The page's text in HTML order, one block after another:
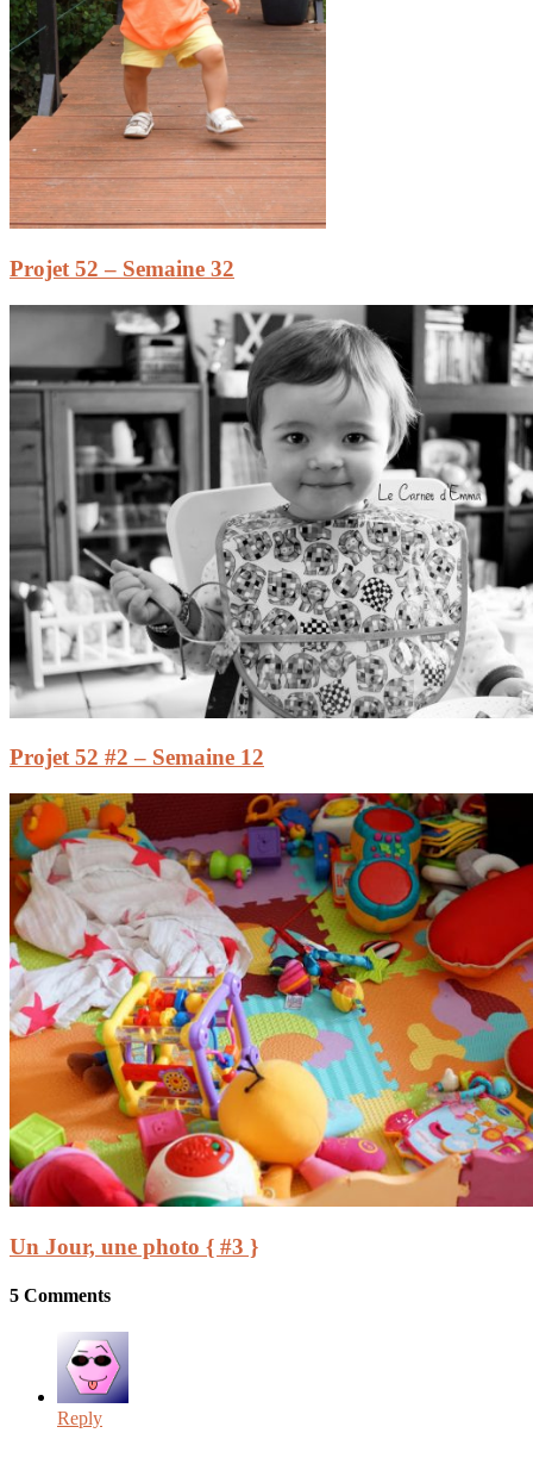
Projet 52 – Semaine 32
Projet 52 #2 – Semaine 12
Un Jour, une photo { #3 }
5 Comments
Reply